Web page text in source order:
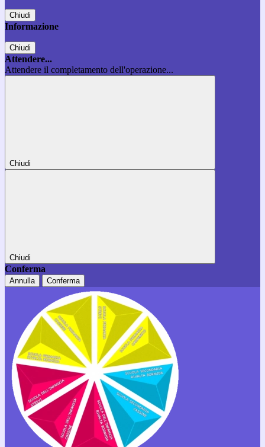
Chiudi
Informazione
Chiudi
Attendere...
Attendere il completamento dell'operazione...
Chiudi
Chiudi
Conferma
Annulla Conferma